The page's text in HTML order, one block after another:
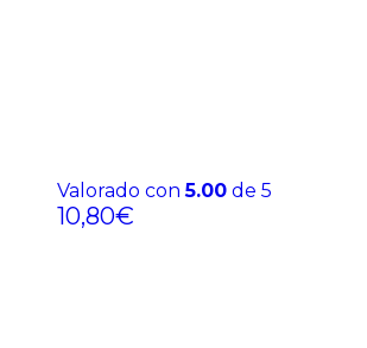
Valorado con5.00 de 5
10,80€